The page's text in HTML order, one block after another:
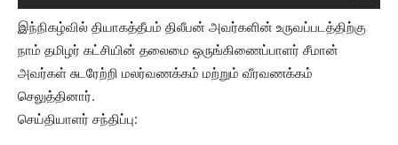
இந்நிகழ்வில் தியாகத்தீபம் திலீபன் அவர்களின் உருவப்படத்திற்கு
நாம் தமிழர் கட்சியின் தலைமை ஒருங்கிணைப்பாளர் சீமான்
அவர்கள் சுடரேற்றி மலர்வணக்கம் மற்றும் வீரவணக்கம்
செலுத்தினார்.
செய்தியாளர் சந்திப்பு: